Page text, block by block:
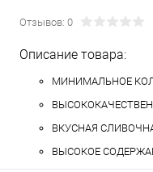
Отзывов: 0
Описание товара:
МИНИМАЛЬНОЕ
ВКУСНАЯ
ВЫСОКОЕ